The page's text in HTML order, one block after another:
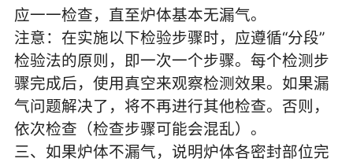
应一一检查，直至炉体基本无漏气。
注意：在实施以下检验步骤时，应遵循“分段”
检验法的原则，即一次一个步骤。每个检测步
骤完成后，使用真空来观察检测效果。如果漏
气问题解决了，将不再进行其他检查。否则，
依次检查（检查步骤可能会混乱）。
三、如果炉体不漏气，说明炉体各密封部位完